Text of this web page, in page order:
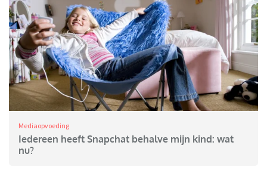
Mediaopvoeding
Iedereen heeft Snapchat behalve mijn kind: wat
nu?